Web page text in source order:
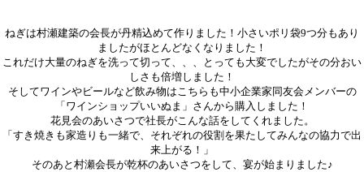
ねぎは村瀬建築の会長が丹精込めて作りました！小さいポリ袋9つ分もあり
ましたがほとんどなくなりました！
これだけ大量のねぎを洗って切って、、、とっても大変でしたがその分おい
しさも倍増しました！
そしてワインやビールなど飲み物はこちらも中小企業家同友会メンバーの
「ワインショップいいぬま」さんから購入しました！
花見会のあいさつで社長がこんな話をしてくれました。
「すき焼きも家造りも一緒で、それぞれの役割を果たしてみんなの協力で出
来上がる！」
そのあと村瀬会長が乾杯のあいさつをして、宴が始まりました♪